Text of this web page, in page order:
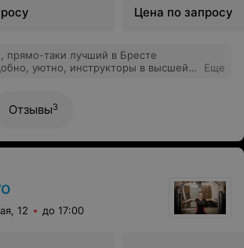
Цена по запросу
прямо-таки лучший в Бресте
уютно, инструкторы в высшей
по-человечески внимательны
в работе, разделить
Я перебрала почти все более залы
что до меня это оптимальный
подкупает уют и человеческий
блины 5-10-15, но
с тренерами программу и заменили
работой с собственным весом
отлично)
Еще
Отзывы3
12 до 17:00